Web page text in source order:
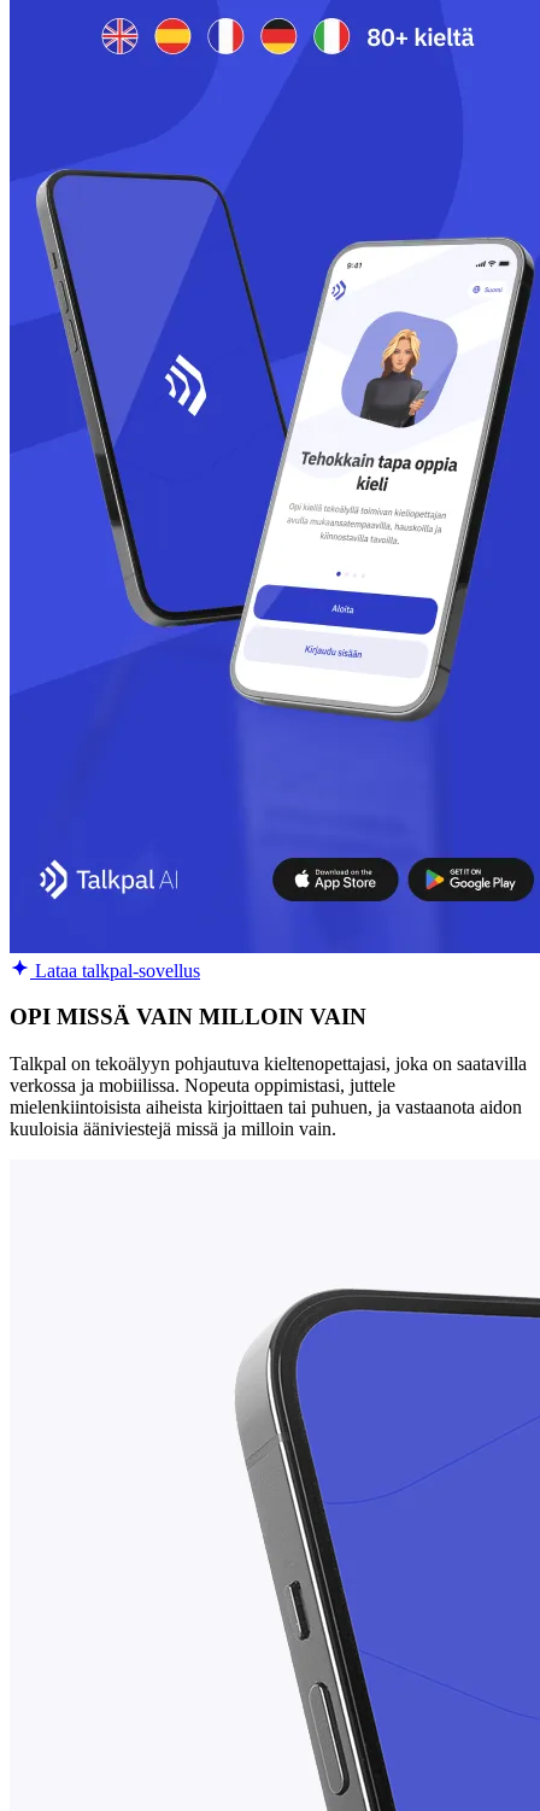
Lataa talkpal-sovellus
OPI MISSÄ VAIN MILLOIN VAIN
Talkpal on tekoälyyn pohjautuva kieltenopettajasi, joka on saatavilla
verkossa ja mobiilissa. Nopeuta oppimistasi, juttele
mielenkiintoisista aiheista kirjoittaen tai puhuen, ja vastaanota aidon
kuuloisia ääniviestejä missä ja milloin vain.